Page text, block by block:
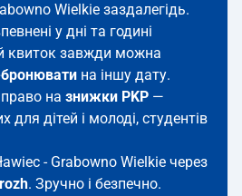
Wielkie заздалегідь.
у дні та годині
квиток завжди можна
на іншу дату.
на знижки PKP —
для дітей і молоді, студентів
- Grabowno Wielkie через
. Зручно і безпечно.